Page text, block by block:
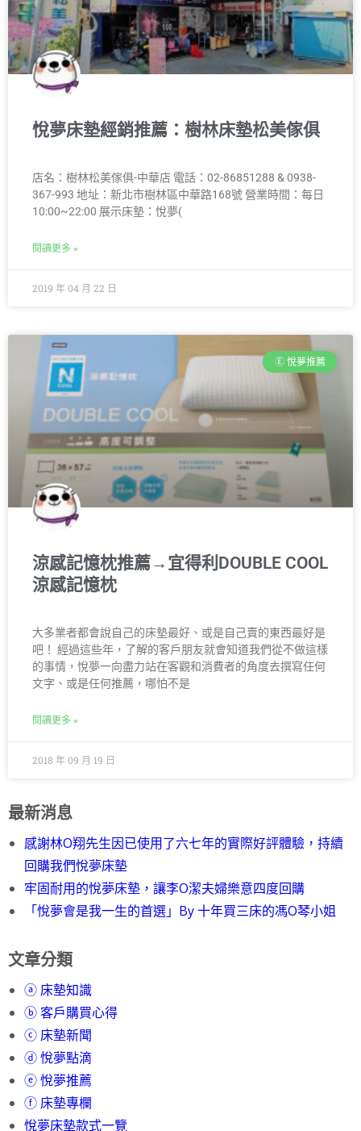
悅夢床墊經銷推薦：樹林床墊松美傢俱
店名：樹林松美傢俱-中華店 電話：02-86851288 & 0938-
367-993 地址：新北市樹林區中華路168號 營業時間：每日
10:00~22:00 展示床墊：悅夢(
閱讀更多 »
2019 年 04 月 22 日
Ⓔ 悅夢推薦
涼感記憶枕推薦→宜得利DOUBLE COOL
涼感記憶枕
大多業者都會說自己的床墊最好、或是自己賣的東西最好是
吧！ 經過這些年，了解的客戶朋友就會知道我們從不做這樣
的事情，悅夢一向盡力站在客觀和消費者的角度去撰寫任何
文字、或是任何推薦，哪怕不是
閱讀更多 »
2018 年 09 月 19 日
最新消息
感謝林O翔先生因已使用了六七年的實際好評體驗，持續
回購我們悅夢床墊
牢固耐用的悅夢床墊，讓李O潔夫婦樂意四度回購
「悅夢會是我一生的首選」By 十年買三床的馮O琴小姐
文章分類
ⓐ 床墊知識
ⓑ 客戶購買心得
ⓒ 床墊新聞
ⓓ 悅夢點滴
ⓔ 悅夢推薦
ⓕ 床墊專欄
悅夢床墊款式一覽